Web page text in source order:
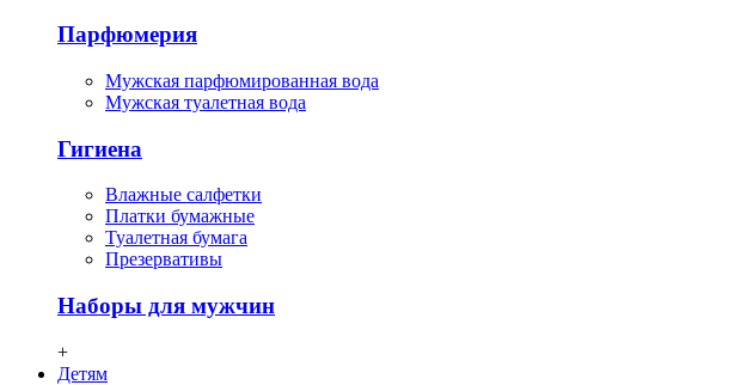
Парфюмерия
Мужская парфюмированная вода
Мужская туалетная вода
Гигиена
Влажные салфетки
Платки бумажные
Туалетная бумага
Презервативы
Наборы для мужчин
+
Детям